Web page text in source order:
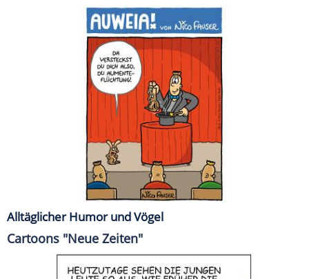
Alltäglicher Humor und Vögel
Cartoons "Neue Zeiten"